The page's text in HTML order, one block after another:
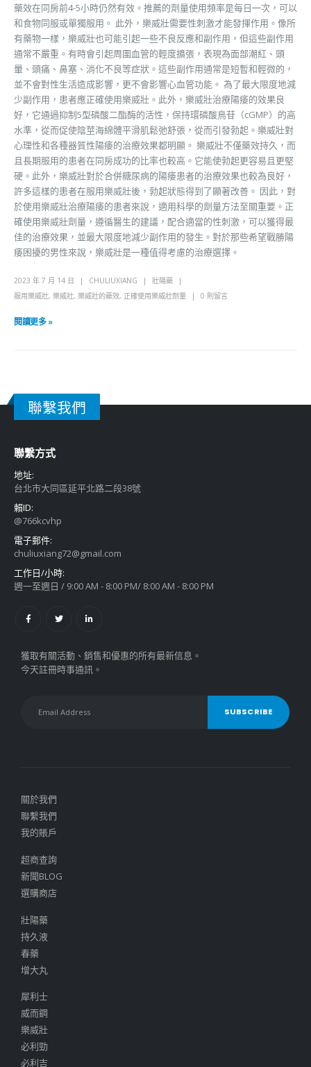
藥效在同房前4-5小時仍然有效。推薦的劑量使用頻率是每日一次，可以
和食物同服或單獨服用。 此外，樂威壯需要性刺激才能發揮作用。像所
有藥物一樣，樂威壯也可能引起一些不良反應和副作用，但這些副作用
通常不嚴重。有時會引起周圍血管的輕度擴張，表現為面部潮紅、頭
暈、頭痛、鼻塞、消化不良等症狀。這些副作用通常是短暫和輕微的，
並不會對性生活造成影響，更不會影響心血管功能。 為了最大限度地減
少副作用，患者應正確使用樂威壯。此外，樂威壯治療陽痿的效果良
好，它通過抑制5型磷酸二酯酶的活性，保持環磷酸鳥苷（cGMP）的高
水準，從而促使陰莖海綿體平滑肌鬆弛舒張，從而引發勃起。樂威壯對
心理性和各種器質性陽痿的治療效果都明顯。 樂威壯不僅藥效持久，而
且長期服用的患者在同房成功的比率也較高。它能使勃起更容易且更堅
硬。此外，樂威壯對於合併糖尿病的陽痿患者的治療效果也較為良好，
許多這樣的患者在服用樂威壯後，勃起狀態得到了顯著改善。 因此，對
於使用樂威壯治療陽痿的患者來說，適用科學的劑量方法至關重要。正
確使用樂威壯劑量，遵循醫生的建議，配合適當的性刺激，可以獲得最
佳的治療效果，並最大限度地減少副作用的發生。對於那些希望戰勝陽
痿困擾的男性來說，樂威壯是一種值得考慮的治療選擇。
2023 年 7 月 14 日 CHULIUXIANG
壯陽藥
服用樂威壯, 樂威壯, 樂威壯的藥效, 正確使用樂威壯劑量 0 則留言
閱讀更多 »
聯繫我們
聯繫方式
地址:
台北市大同區延平北路二段38號
賴ID:
@766kcvhp
電子郵件:
chuliuxiang72@gmail.com
工作日/小時:
週一至週日 / 9:00 AM - 8:00 PM/ 8:00 AM - 8:00 PM
獲取有關活動、銷售和優惠的所有最新信息。
今天註冊時事通訊。
關於我們
聯繫我們
我的賬戶
超商查詢
新聞BLOG
選購商店
壯陽藥
持久液
春藥
增大丸
犀利士
威而鋼
樂威壯
必利勁
必利吉